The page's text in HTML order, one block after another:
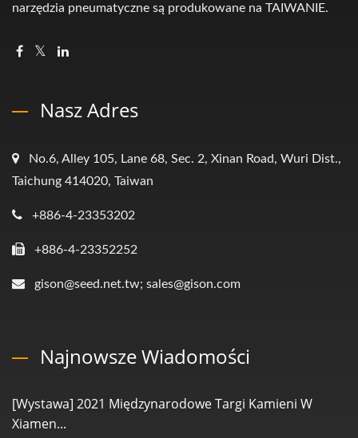
narzędzia pneumatyczne są produkowane na TAIWANIE.
Nasz Adres
No.6, Alley 105, Lane 68, Sec. 2, Xinan Road, Wuri Dist.,
Taichung 414020, Taiwan
+886-4-23353202
+886-4-23352252
gison@seed.net.tw; sales@gison.com
Najnowsze Wiadomości
[Wystawa] 2021 Międzynarodowe Targi Kamieni W
Xiamen...